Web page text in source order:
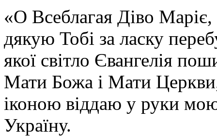
«О Всеблагая Діво
дякую Тобі за ласку
якої світло Євангелія
Мати Божа і Мати
іконою віддаю у руки
Україну.